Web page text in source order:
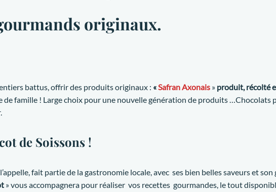
originaux.
battus, offrir des produits originaux : «Safran Axonais » produit, récolté
famille ! Large choix pour une nouvelle génération de produits …Chocolats
de Soissons!
fait partie de la gastronomie locale, avec ses bien belles saveurs et
» vous accompagnera pour réaliser vos recettes gourmandes, le tout